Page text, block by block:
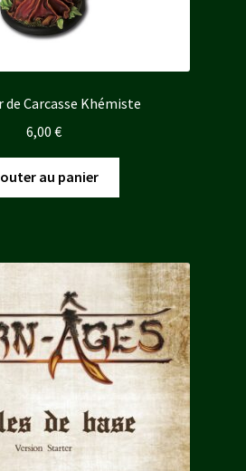
de Carcasse Khémiste
6,00 €
au panier